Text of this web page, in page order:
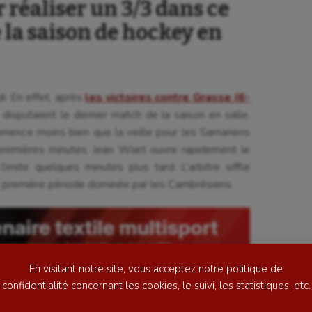
En visitant notre site, vous acceptez notre politique de
confidentialité concernant les cookies, le suivi, les statistiques, etc.
américain
Kayak-polo
Korfbal
Moto
Natation artistique
un 3/3 dans ce
saison de hockey en
En effet, après les victoires contre Grasse (6-
disputaient le dernier match de la saison en salle.
moins bien que la veille pour les Samariens
minutes. Jean Wiart ouvre rapidement le
quelques minutes plus tard. L’arbitre siffle
période dominée par les Cambrésiens.
réduit rapidement le score pour l’ASC, suite à un
plus et semblent plus enclins à faire la